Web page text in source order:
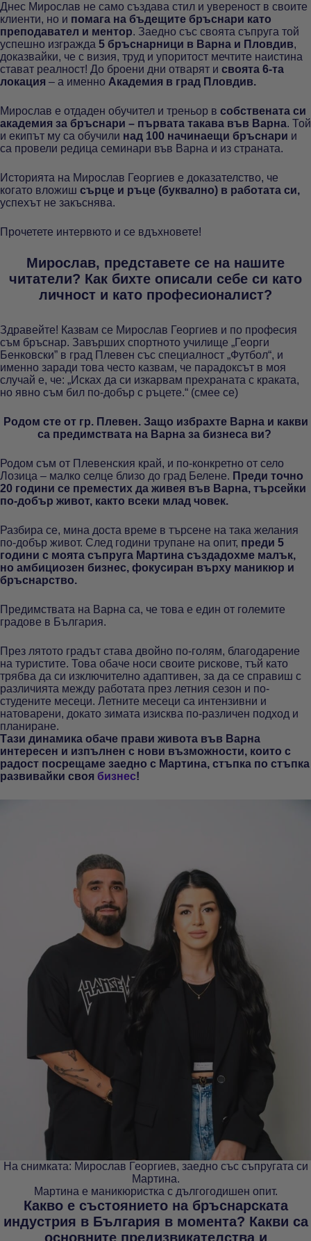
Днес Мирослав не само създава стил и увереност в своите
клиенти, но и помага на бъдещите бръснари като
преподавател и ментор. Заедно със своята съпруга той
успешно изгражда 5 бръснарници в Варна и Пловдив,
доказвайки, че с визия, труд и упоритост мечтите наистина
стават реалност! До броени дни отварят и своята 6-та
локация – а именно Академия в град Пловдив.
Мирослав е отдаден обучител и треньор в собствената си
академия за бръснари – първата такава във Варна. Той
и екипът му са обучили над 100 начинаещи бръснари и
са провели редица семинари във Варна и из страната.
Историята на Мирослав Георгиев е доказателство, че
когато вложиш сърце и ръце (буквално) в работата си,
успехът не закъснява.
Прочетете интервюто и се вдъхновете!
Мирослав, представете се на нашите
читатели? Как бихте описали себе си като
личност и като професионалист?
Здравейте! Казвам се Мирослав Георгиев и по професия
съм бръснар. Завърших спортното училище „Георги
Бенковски” в град Плевен със специалност „Футбол“, и
именно заради това често казвам, че парадоксът в моя
случай е, че: „Исках да си изкарвам прехраната с краката,
но явно съм бил по-добър с ръцете.“ (смее се)
Родом сте от гр. Плевен. Защо избрахте Варна и какви
са предимствата на Варна за бизнеса ви?
Родом съм от Плевенския край, и по-конкретно от село
Лозица – малко селце близо до град Белене. Преди точно
20 години се преместих да живея във Варна, търсейки
по-добър живот, както всеки млад човек.
Разбира се, мина доста време в търсене на така желания
по-добър живот. След години трупане на опит, преди 5
години с моята съпруга Мартина създадохме малък,
но амбициозен бизнес, фокусиран върху маникюр и
бръснарство.
Предимствата на Варна са, че това е един от големите
градове в България.
През лятото градът става двойно по-голям, благодарение
на туристите. Това обаче носи своите рискове, тъй като
трябва да си изключително адаптивен, за да се справиш с
различията между работата през летния сезон и по-
студените месеци. Летните месеци са интензивни и
натоварени, докато зимата изисква по-различен подход и
планиране.
Тази динамика обаче прави живота във Варна
интересен и изпълнен с нови възможности, които с
радост посрещаме заедно с Мартина, стъпка по стъпка
развивайки своя бизнес!
На снимката: Мирослав Георгиев, заедно със съпругата си
Мартина.
Мартина е маникюристка с дългогодишен опит.
Какво е състоянието на бръснарската
индустрия в България в момента? Какви са
основните предизвикателства и